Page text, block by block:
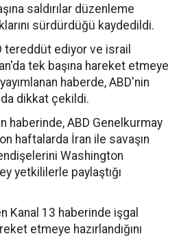
saldırılar düzenleme
sürdürdüğü kaydedildi.
tereddüt ediyor ve israil
tek başına hareket etmeye
yayımlanan haberde, ABD'nin
dikkat çekildi.
haberinde, ABD Genelkurmay
haftalarda İran ile savaşın
Washington
yetkililerle paylaştığı
Kanal 13 haberinde işgal
etmeye hazırlandığını